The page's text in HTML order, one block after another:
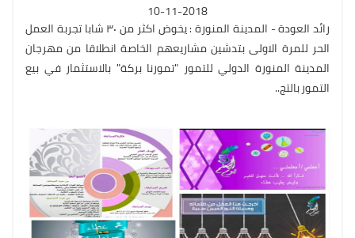
10-11-2018
رائد العودة - المدينة المنورة : يخوض اكثر من ٣٠ شابا تجربة العمل
الحر للمرة الاولى بتدشين مشاريعهم الخاصة انطلاقا من مهرجان
المدينة المنورة الدولي للتمور "تمورنا بركة" بالاستثمار في بيع
التمور بالتج..